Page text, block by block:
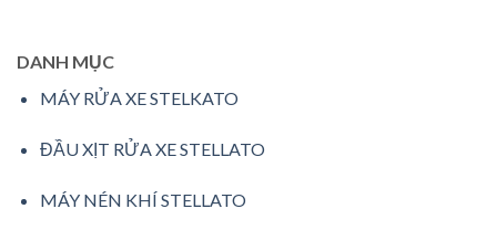
DANH MỤC
MÁY RỬA XE STELKATO
ĐẦU XỊT RỬA XE STELLATO
MÁY NÉN KHÍ STELLATO